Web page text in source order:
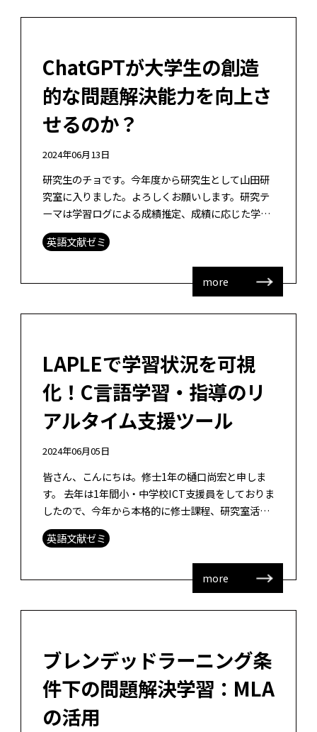
ChatGPTが大学生の創造
的な問題解決能力を向上さ
せるのか？
2024年06月13日
研究生のチョです。今年度から研究生として山田研
究室に入りました。よろしくお願いします。研究テ
ーマは学習ログによる成績推定、成績に応じた学習
支援を考えております。 今回の英語文献ゼミで読ん
だ論文とその感想について紹介します […]
英語文献ゼミ
more
LAPLEで学習状況を可視
化！C言語学習・指導のリ
アルタイム支援ツール
2024年06月05日
皆さん、こんにちは。修士1年の樋口尚宏と申しま
す。 去年は1年間小・中学校ICT支援員をしておりま
したので、今年から本格的に修士課程、研究室活動
に参加することになります。どうぞよろしくお願い
いたします。私は授業において収 […]
英語文献ゼミ
more
ブレンデッドラーニング条
件下の問題解決学習：MLA
の活用